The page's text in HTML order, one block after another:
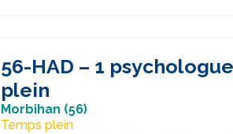
56-HAD – 1
plein
Morbihan (56)
Temps plein